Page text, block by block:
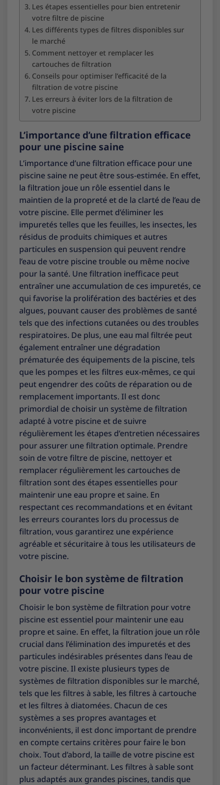
Les étapes essentielles pour bien entretenir
votre filtre de piscine
Les différents types de filtres disponibles sur
le marché
Comment nettoyer et remplacer les
cartouches de filtration
Conseils pour optimiser l’efficacité de la
filtration de votre piscine
Les erreurs à éviter lors de la filtration de
votre piscine
L’importance d’une filtration efficace
pour une piscine saine
L’importance d’une filtration efficace pour une
piscine saine ne peut être sous-estimée. En effet,
la filtration joue un rôle essentiel dans le
maintien de la propreté et de la clarté de l’eau de
votre piscine. Elle permet d’éliminer les
impuretés telles que les feuilles, les insectes, les
résidus de produits chimiques et autres
particules en suspension qui peuvent rendre
l’eau de votre piscine trouble ou même nocive
pour la santé. Une filtration inefficace peut
entraîner une accumulation de ces impuretés, ce
qui favorise la prolifération des bactéries et des
algues, pouvant causer des problèmes de santé
tels que des infections cutanées ou des troubles
respiratoires. De plus, une eau mal filtrée peut
également entraîner une dégradation
prématurée des équipements de la piscine, tels
que les pompes et les filtres eux-mêmes, ce qui
peut engendrer des coûts de réparation ou de
remplacement importants. Il est donc
primordial de choisir un système de filtration
adapté à votre piscine et de suivre
régulièrement les étapes d’entretien nécessaires
pour assurer une filtration optimale. Prendre
soin de votre filtre de piscine, nettoyer et
remplacer régulièrement les cartouches de
filtration sont des étapes essentielles pour
maintenir une eau propre et saine. En
respectant ces recommandations et en évitant
les erreurs courantes lors du processus de
filtration, vous garantirez une expérience
agréable et sécuritaire à tous les utilisateurs de
votre piscine.
Choisir le bon système de filtration
pour votre piscine
Choisir le bon système de filtration pour votre
piscine est essentiel pour maintenir une eau
propre et saine. En effet, la filtration joue un rôle
crucial dans l’élimination des impuretés et des
particules indésirables présentes dans l’eau de
votre piscine. Il existe plusieurs types de
systèmes de filtration disponibles sur le marché,
tels que les filtres à sable, les filtres à cartouche
et les filtres à diatomées. Chacun de ces
systèmes a ses propres avantages et
inconvénients, il est donc important de prendre
en compte certains critères pour faire le bon
choix. Tout d’abord, la taille de votre piscine est
un facteur déterminant. Les filtres à sable sont
plus adaptés aux grandes piscines, tandis que